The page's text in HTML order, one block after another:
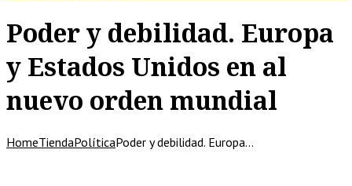
Poder y debilidad. Europa
y Estados Unidos en al
nuevo orden mundial
HomeTiendaPolíticaPoder y debilidad. Europa…